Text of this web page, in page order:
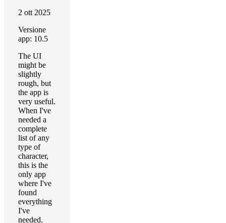
2 ott 2025
Versione
app: 10.5
The UI
might be
slightly
rough, but
the app is
very useful.
When I've
needed a
complete
list of any
type of
character,
this is the
only app
where I've
found
everything
I've
needed.